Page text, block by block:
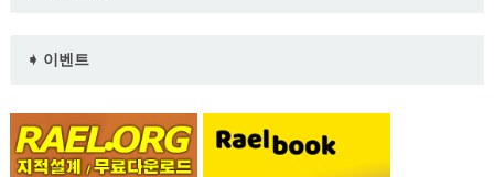
➧ 이벤트